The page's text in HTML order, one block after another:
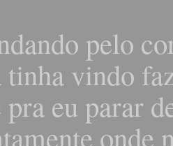
pelo
tinha vindo
eu parar
onde